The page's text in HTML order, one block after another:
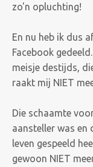
zo'n opluchting!
En nu heb ik dus
Facebook
meisje destijds,
raakt mij NIET
Die schaamte
aansteller was en
leven gespeeld
gewoon NIET